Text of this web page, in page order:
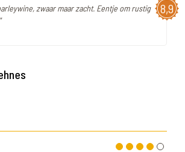
8,9
zwaar maar zacht. Eentje om rustig